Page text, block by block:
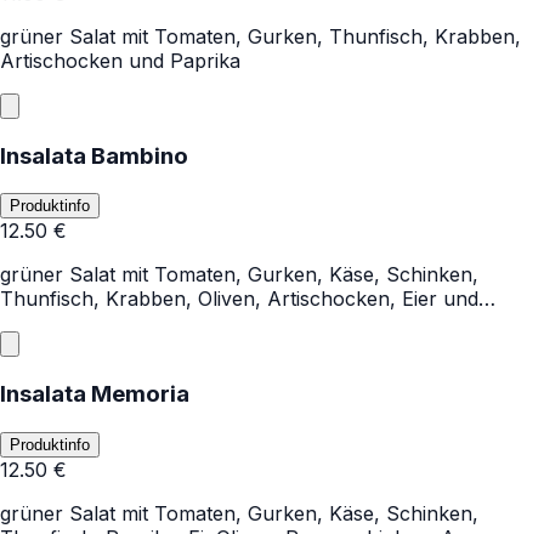
grüner Salat mit Tomaten, Gurken, Thunfisch, Krabben,
Artischocken und Paprika
Insalata Bambino
Produktinfo
12.50 €
grüner Salat mit Tomaten, Gurken, Käse, Schinken,
Thunfisch, Krabben, Oliven, Artischocken, Eier und
Insalata Memoria
Produktinfo
12.50 €
grüner Salat mit Tomaten, Gurken, Käse, Schinken,